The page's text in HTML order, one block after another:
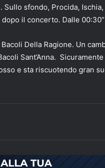
Sullo sfondo, Procida,
dopo il concerto. Dalle 00:30”
Della Ragione. Un
Sant’Anna.
e sta riscuotendo gran